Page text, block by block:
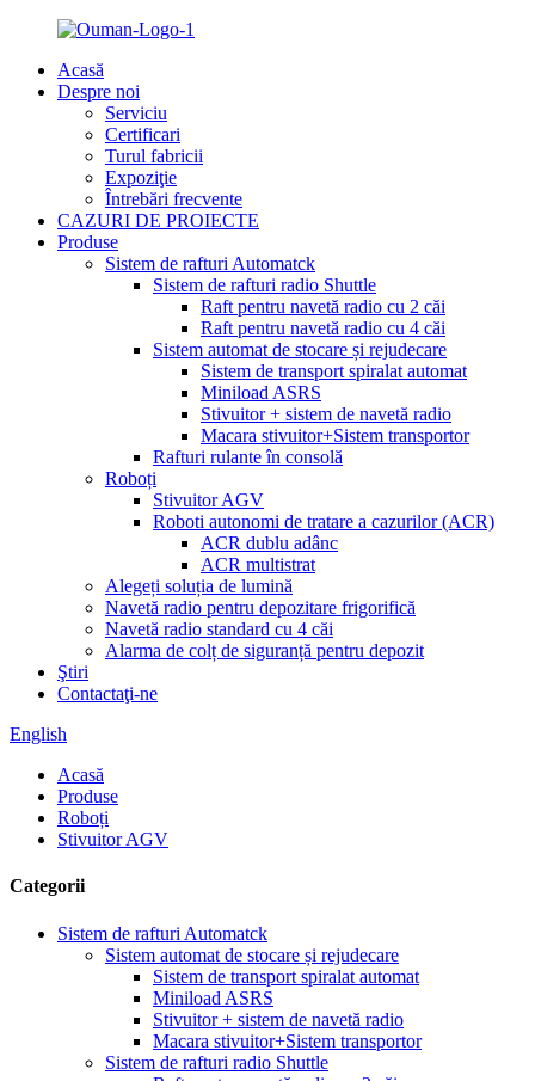
Acasă
Despre noi
Serviciu
Certificari
Turul fabricii
Expoziţie
Întrebări frecvente
CAZURI DE PROIECTE
Produse
Sistem de rafturi Automatck
Sistem de rafturi radio Shuttle
Raft pentru navetă radio cu 2 căi
Raft pentru navetă radio cu 4 căi
Sistem automat de stocare și rejudecare
Sistem de transport spiralat automat
Miniload ASRS
Stivuitor + sistem de navetă radio
Macara stivuitor+Sistem transportor
Rafturi rulante în consolă
Roboți
Stivuitor AGV
Roboti autonomi de tratare a cazurilor (ACR)
ACR dublu adânc
ACR multistrat
Alegeți soluția de lumină
Navetă radio pentru depozitare frigorifică
Navetă radio standard cu 4 căi
Alarma de colț de siguranță pentru depozit
Ştiri
Contactaţi-ne
English
Acasă
Produse
Roboți
Stivuitor AGV
Categorii
Sistem de rafturi Automatck
Sistem automat de stocare și rejudecare
Sistem de transport spiralat automat
Miniload ASRS
Stivuitor + sistem de navetă radio
Macara stivuitor+Sistem transportor
Sistem de rafturi radio Shuttle